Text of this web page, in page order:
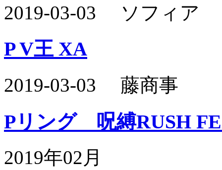
2019-03-03 ソフィア
P V王 XA
2019-03-03 藤商事
Pリング 呪縛RUSH
2019年02月